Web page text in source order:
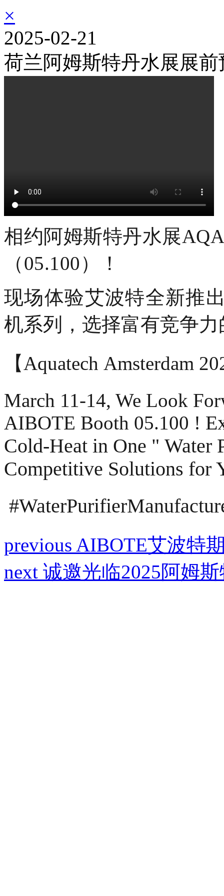
×
2025-02-21
荷兰阿姆斯特丹水展展前
相约阿姆斯特丹水展
（05.100）！
现场体验艾波特全新推
机系列，选择富有竞争
【Aquatech Amsterdam
March 11-14, We Look
AIBOTE Booth 05.100 !
Cold-Heat in One " Water
Competitive Solutions for
previous AIBOTE艾波特
next 诚邀光临2025阿姆